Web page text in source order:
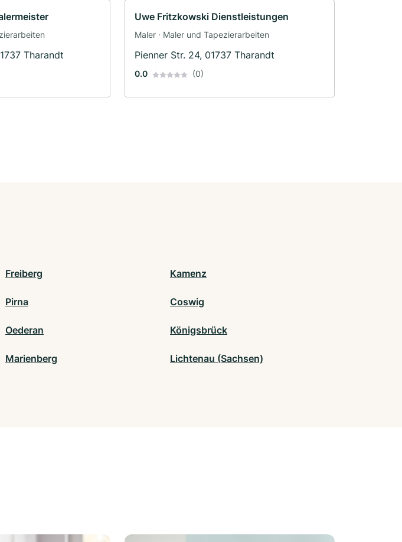
Tharandt
Uwe Fritzkowski Dienstleistungen
Maler · Maler und Tapezierarbeiten
Pienner Str. 24, 01737 Tharandt
0.0 (0)
Freiberg Kamenz
Pirna Coswig
Oederan Königsbrück
Marienberg Lichtenau (Sachsen)